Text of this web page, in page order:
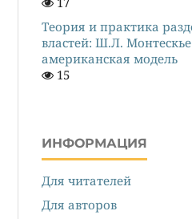
Теория и практика
властей: Ш.Л.
американская модель
15
ИНФОРМАЦИЯ
Для читателей
Для авторов